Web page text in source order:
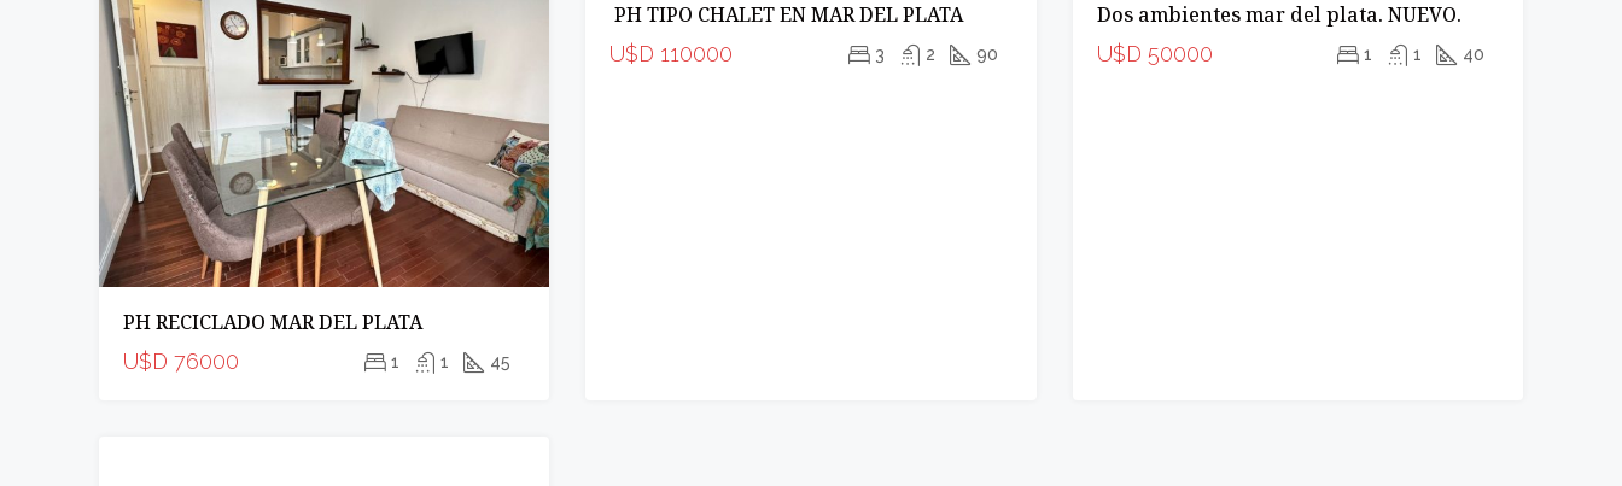
PH RECICLADO MAR DEL PLATA
U$D 76000 1 1 45
CRÉDITO
INCREIBLE
PH TIPO CHALET EN MAR DEL PLATA
U$D 110000 3 2 90
APTO
CRÉDITO
Dos ambientes mar del plata. NUEVO.
U$D 50000 1 1 40